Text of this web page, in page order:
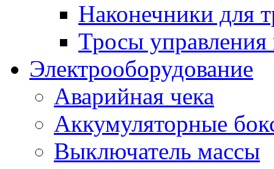
Наконечники для
Тросы управления
Электрооборудование
Аварийная чека
Аккумуляторные
Выключатель массы